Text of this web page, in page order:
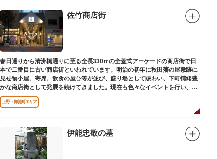
佐竹商店街
春日通りから清洲橋通りに至る全長330ｍの全蓋式アーケードの商店街で日
本で二番目に古い商店街といわれています。明治の初年に秋田藩の屋敷跡に
見せ物小屋、寄席、飲食の屋台等が並び、盛り場として賑わい、下町情緒豊
かな商店街として発展を続けてきました。現在も色々なイベントを行い、住
民から親しまれている魅力的な商店街です。
上野・御徒町エリア
伊能忠敬の墓